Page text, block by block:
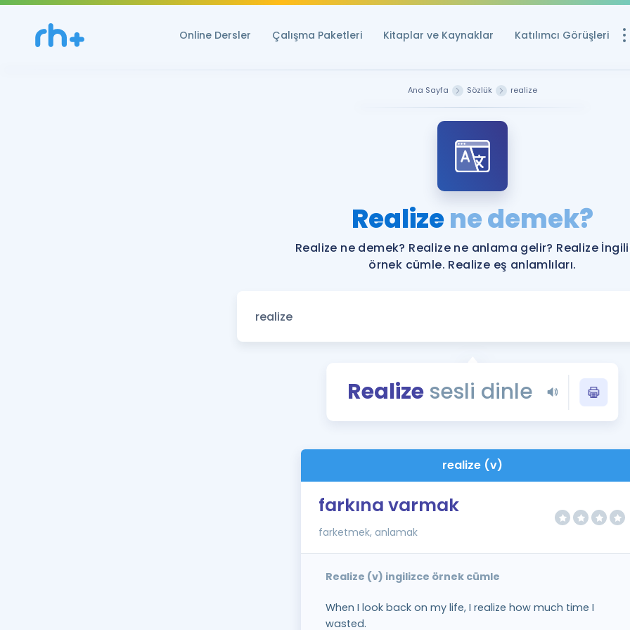
Online Dersler Çalışma Paketleri Kitaplar ve Kaynaklar Katılımcı Görüşleri
YDS ve YÖKDİL
Rehberlik Aracı
YDS ve
Tüm ÖSYM
YDS - YÖKDİL
İngilizce Gramer
Ana Sayfa Sözlük realize
Realizene demek?
Realize ne demek? Realize ne anlama gelir? Realize
örnek cümle. Realize eş anlamlıları.
Realize sesli dinle
realize (v)
farkına varmak
farketmek, anlamak
Realize (v) ingilizce örnek cümle
When I look back on my life, I realize how much time I
wasted.